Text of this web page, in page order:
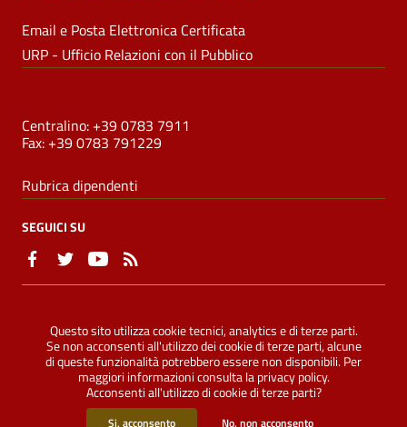
Email e Posta Elettronica Certificata
URP - Ufficio Relazioni con il Pubblico
Centralino: +39 0783 7911
Fax: +39 0783 791229
Rubrica dipendenti
SEGUICI SU
Sezione Link Utili
accessibilità | Credits | Mappa del sito | ConsulMedia
2026 Comune di Oristano - Tutti i diritti riservati
Questo sito utilizza cookie tecnici, analytics e di terze parti.
Se non acconsenti all'utilizzo dei cookie di terze parti, alcune
di queste funzionalità potrebbero essere non disponibili. Per
maggiori informazioni consulta laprivacy policy.
Acconsenti all'utilizzo di cookie di terze parti?
Si, acconsento No, non acconsento